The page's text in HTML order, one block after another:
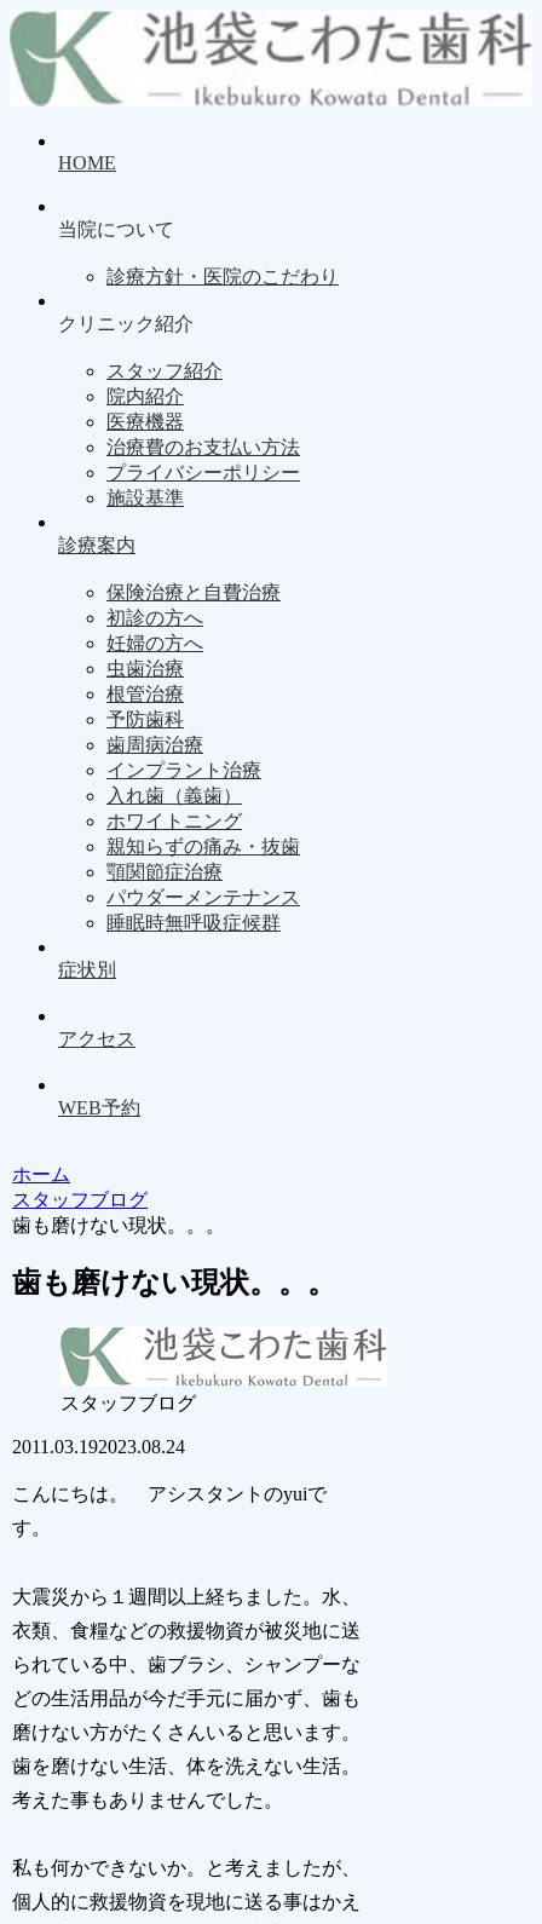
HOME
当院について
診療方針・医院のこだわり
クリニック紹介
スタッフ紹介
院内紹介
医療機器
治療費のお支払い方法
プライバシーポリシー
施設基準
診療案内
保険治療と自費治療
初診の方へ
妊婦の方へ
虫歯治療
根管治療
予防歯科
歯周病治療
インプラント治療
入れ歯（義歯）
ホワイトニング
親知らずの痛み・抜歯
顎関節症治療
パウダーメンテナンス
睡眠時無呼吸症候群
症状別
アクセス
WEB予約
ホーム
スタッフブログ
歯も磨けない現状。。。
歯も磨けない現状。。。
スタッフブログ
2011.03.192023.08.24
こんにちは。 アシスタントのyuiで
す。
大震災から１週間以上経ちました。水、
衣類、食糧などの救援物資が被災地に送
られている中、歯ブラシ、シャンプーな
どの生活用品が今だ手元に届かず、歯も
磨けない方がたくさんいると思います。
歯を磨けない生活、体を洗えない生活。
考えた事もありませんでした。
私も何かできないか。と考えましたが、
個人的に救援物資を現地に送る事はかえ